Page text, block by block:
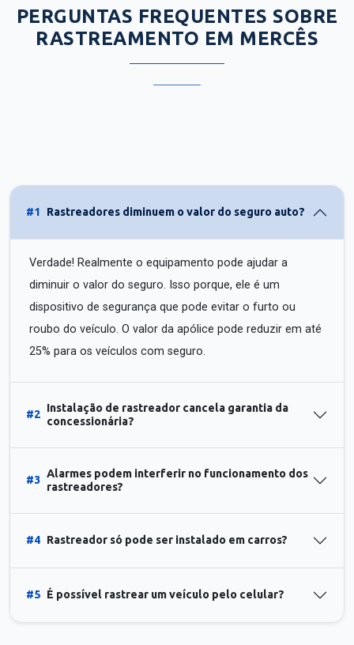
PERGUNTAS FREQUENTES SOBRE
RASTREAMENTO EM MERCÊS
#1 Rastreadores diminuem o valor do seguro auto?
Verdade! Realmente o equipamento pode ajudar a
diminuir o valor do seguro. Isso porque, ele é um
dispositivo de segurança que pode evitar o furto ou
roubo do veículo. O valor da apólice pode reduzir em até
25% para os veículos com seguro.
#2
Instalação de rastreador cancela garantia da
concessionária?
#3
Alarmes podem interferir no funcionamento dos
rastreadores?
#4 Rastreador só pode ser instalado em carros?
#5 É possível rastrear um veículo pelo celular?